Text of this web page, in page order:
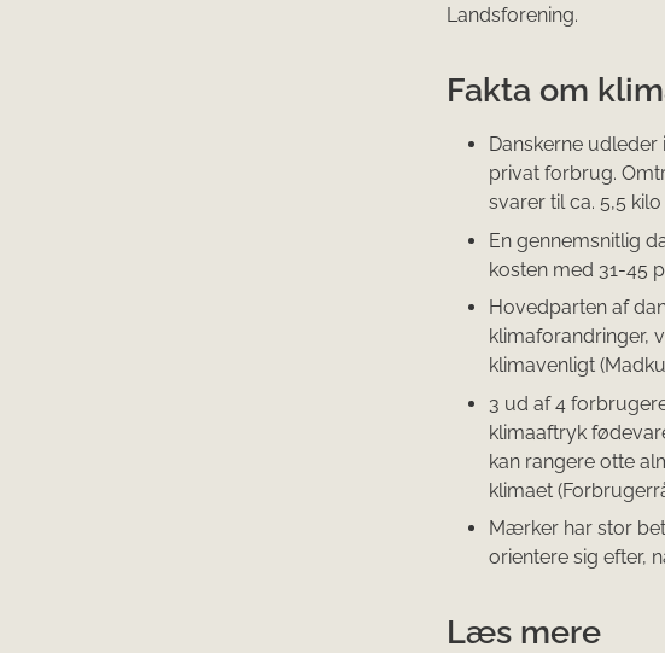
Landsforening.
Fakta om
Danskerne
privat forbrug.
svarer til ca. 5,5
En gennemsnitlig
kosten med 31-45
Hovedparten af
klimaforandringer,
klimavenligt
3 ud af 4
klimaaftryk
kan rangere otte
klimaet
Mærker har stor
orientere sig efter,
Læs mere